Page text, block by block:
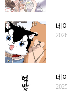
네
네